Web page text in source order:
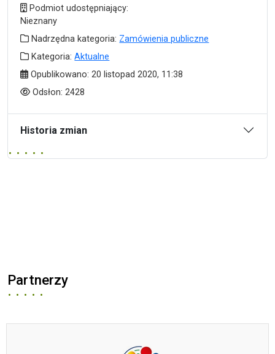
Podmiot udostępniający
Podmiot udostępniający:
Nieznany
Nadrzędna kategoria
Nadrzędna kategoria: Zamówienia publiczne
Kategoria
Kategoria: Aktualne
Data publikacji
Opublikowano: 20 listopad 2020, 11:38
Odsłony
Odsłon: 2428
Historia zmian
Partnerzy